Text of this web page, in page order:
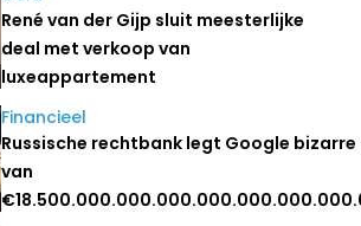
René van der Gijp sluit meesterlijke
deal met verkoop van
luxeappartement
Financieel
Russische rechtbank legt Google
van